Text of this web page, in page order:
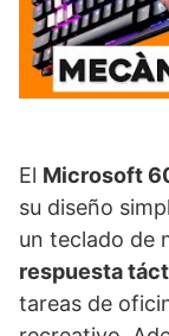
El Microsoft
su diseño
un teclado de
respuesta
tareas de